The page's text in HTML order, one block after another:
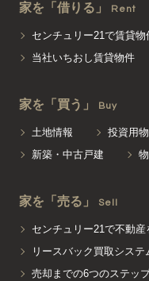
家を「借りる」 Rent
センチュリー21で賃貸
当社いちおし賃貸物件
家を「買う」 Buy
土地情報 投資用
新築・中古戸建
家を「売る」 Sell
センチュリー21で不動産
リースバック買取シス
売却までの6つのステッ